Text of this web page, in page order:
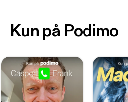
Kun på Podimo